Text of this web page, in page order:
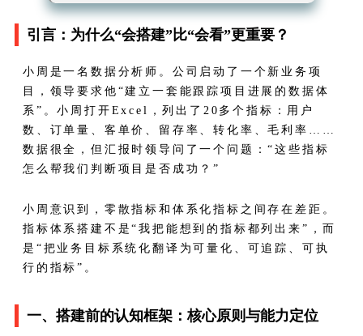
引言：为什么“会搭建”比“会看”更重要？
小周是一名数据分析师。公司启动了一个新业务项
目，领导要求他“建立一套能跟踪项目进展的数据体
系”。小周打开Excel，列出了20多个指标：用户
数、订单量、客单价、留存率、转化率、毛利率……
数据很全，但汇报时领导问了一个问题：“这些指标
怎么帮我们判断项目是否成功？”
小周意识到，零散指标和体系化指标之间存在差距。
指标体系搭建不是“我把能想到的指标都列出来”，而
是“把业务目标系统化翻译为可量化、可追踪、可执
行的指标”。
一、搭建前的认知框架：核心原则与能力定位